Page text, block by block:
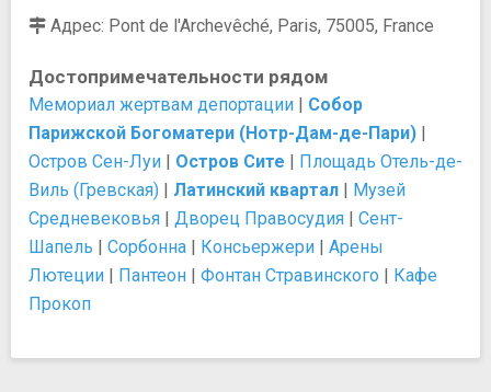
Адрес: Pont de l'Archevêché, Paris, 75005, France
Достопримечательности рядом
Мемориал жертвам депортации | Собор
Парижской Богоматери (Нотр-Дам-де-Пари) |
Остров Сен-Луи | Остров Сите | Площадь Отель-де-
Виль (Гревская) | Латинский квартал | Музей
Средневековья | Дворец Правосудия | Сент-
Шапель | Сорбонна | Консьержери | Арены
Лютеции | Пантеон | Фонтан Стравинского | Кафе
Прокоп